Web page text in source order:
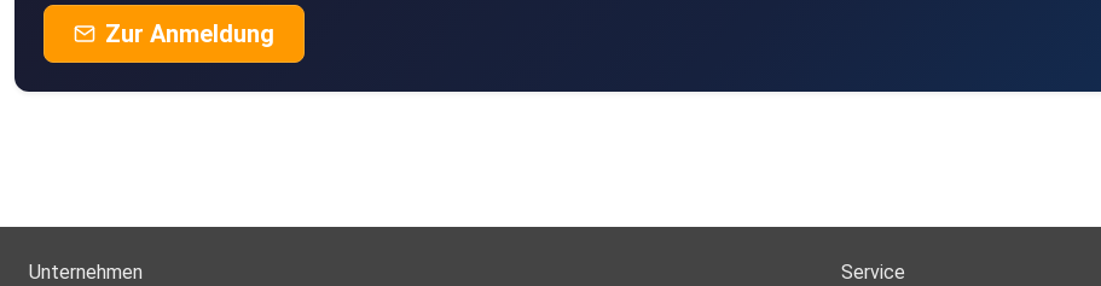
Zur Anmeldung
Unternehmen Service